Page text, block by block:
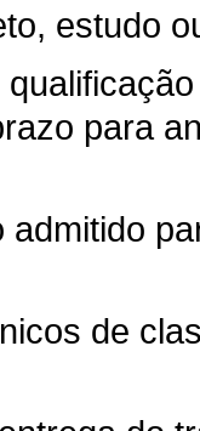
estudo
para
admitido
de